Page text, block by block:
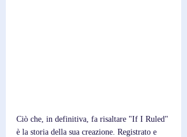
Ciò che, in definitiva, fa risaltare "If I Ruled"
è la storia della sua creazione. Registrato e